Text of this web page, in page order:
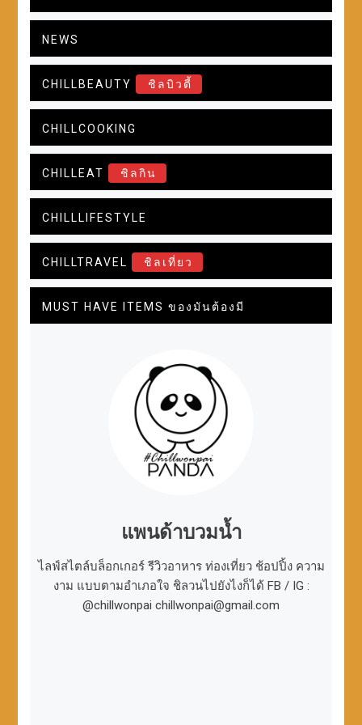
NEWS
CHILLBEAUTY ชิลบิวตี้
CHILLCOOKING
CHILLEAT ชิลกิน
CHILLLIFESTYLE
CHILLTRAVEL ชิลเที่ยว
MUST HAVE ITEMS ของมันต้องมี
แพนด้าบวมน้ำ
ไลฟ์สไตล์บล็อกเกอร์ รีวิวอาหาร ท่องเที่ยว ช้อปปิ้ง ความ
งาม แบบตามอำเภอใจ ชิลวนไปยังไงก็ได้ FB / IG :
@chillwonpai chillwonpai@gmail.com